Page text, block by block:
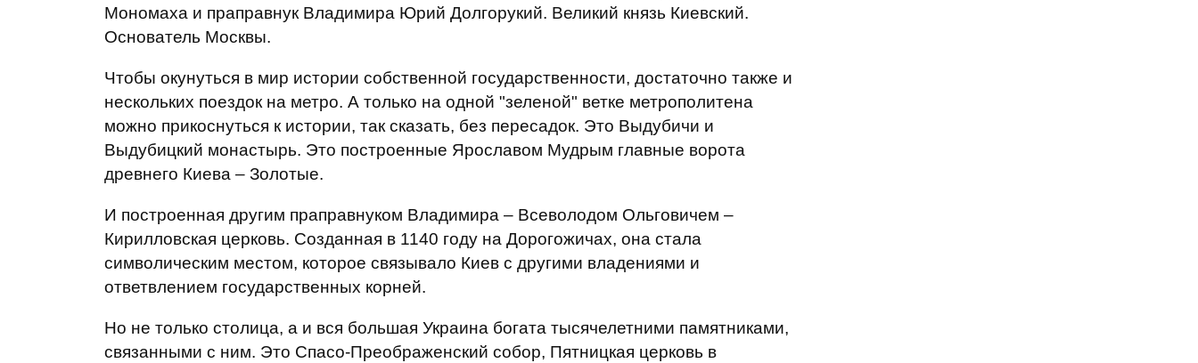
Мономаха и праправнук Владимира Юрий Долгорукий. Великий князь Киевский.
Основатель Москвы.
Чтобы окунуться в мир истории собственной государственности, достаточно также и
нескольких поездок на метро. А только на одной "зеленой" ветке метрополитена
можно прикоснуться к истории, так сказать, без пересадок. Это Выдубичи и
Выдубицкий монастырь. Это построенные Ярославом Мудрым главные ворота
древнего Киева – Золотые.
И построенная другим праправнуком Владимира – Всеволодом Ольговичем –
Кирилловская церковь. Созданная в 1140 году на Дорогожичах, она стала
символическим местом, которое связывало Киев с другими владениями и
ответвлением государственных корней.
Но не только столица, а и вся большая Украина богата тысячелетними памятниками,
связанными с ним. Это Спасо-Преображенский собор, Пятницкая церковь в